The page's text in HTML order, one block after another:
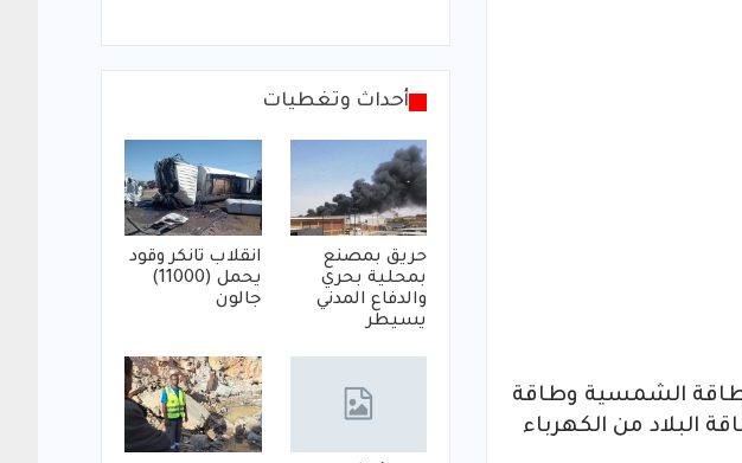
الشمسية وطاقة
طاقة البلاد من الكهرباء
أحداث وتغطيات
حريق بمصنع
بمحلية بحري
والدفاع المدني
يسيطر
انقلاب تانكر وقود
يحمل (11000)
جالون